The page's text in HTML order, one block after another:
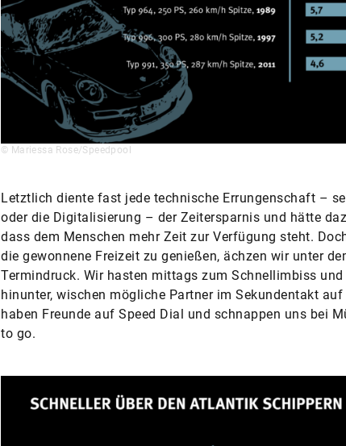
© Mariessa Rose/Speedpool
Letztlich diente fast jede technische Errungenschaft –
oder die Digitalisierung – der Zeitersparnis und hätte
dass dem Menschen mehr Zeit zur Verfügung steht.
die gewonnene Freizeit zu genießen, ächzen wir unter
Termindruck. Wir hasten mittags zum Schnellimbiss
hinunter, wischen mögliche Partner im Sekundentakt auf
haben Freunde auf Speed Dial und schnappen uns bei
to go.